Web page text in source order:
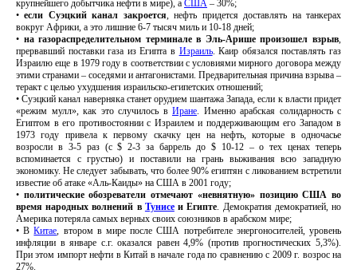
крупнейшего добытчика нефти в мире), а США – 30%;
•если Суэцкий канал закроется, нефть придется доставлять на танкерах
вокруг Африки, а это лишние 6-7 тысяч миль и 10-18 дней;
• на газораспределительном терминале в Эль-Арише произошел взрыв,
прервавший поставки газа из Египта в Израиль. Каир обязался поставлять газ
Израилю еще в 1979 году в соответствии с условиями мирного договора между
этими странами – соседями и антагонистами. Предварительная причина взрыва –
теракт с целью ухудшения израильско-египетских отношений;
• Суэцкий канал наверняка станет орудием шантажа Запада, если к власти придет
«режим мулл», как это случилось в Иране. Именно арабская солидарность с
Египтом в его противостоянии с Израилем и поддерживающим его Западом в
1973 году привела к первому скачку цен на нефть, которые в одночасье
возросли в 3-5 раз (с $ 2-3 за баррель до $ 10-12 – о тех ценах теперь
вспоминается с грустью) и поставили на грань выживания всю западную
экономику. Не следует забывать, что более 90% египтян с ликованием встретили
известие об атаке «Аль-Каиды» на США в 2001 году;
• политические обозреватели отмечают «невнятную» позицию США во
время народных волнений в Тунисеи Египте. Демократия демократией, но
Америка потеряла самых верных своих союзников в арабском мире;
• ВКитае, втором в мире после США потребителе энергоносителей, уровень
инфляции в январе с.г. оказался равен 4,9% (против прогностических 5,3%).
При этом импорт нефти в Китай в начале года по сравнению с 2009 г. возрос на
27%.